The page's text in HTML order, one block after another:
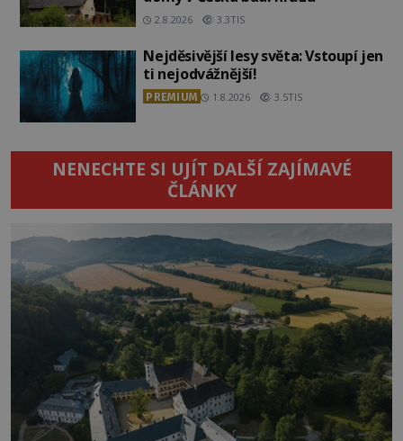
2.8.2026 3.3TIS
Nejděsivější lesy světa: Vstoupí jen
ti nejodvážnější!
PREMIUM 1.8.2026 3.5TIS
NENECHTE SI UJÍT DALŠÍ ZAJÍMAVÉ
ČLÁNKY